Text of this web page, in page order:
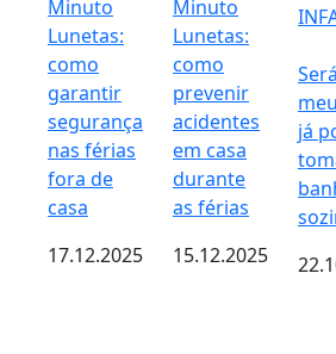
Minuto
Lunetas:
como
garantir
segurança
nas férias
fora de
casa
17.12.2025
Minuto
Lunetas:
como
prevenir
acidentes
em casa
durante
as férias
15.12.2025
já